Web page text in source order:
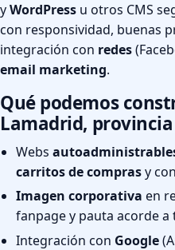
yWordPress u otros CMS
con responsividad, buenas
integración con redes
email marketing.
Qué podemos
Lamadrid,
Webs
carritos de comprasy
Imagen corporativa en
fanpage y pauta acorde
Integración con Google